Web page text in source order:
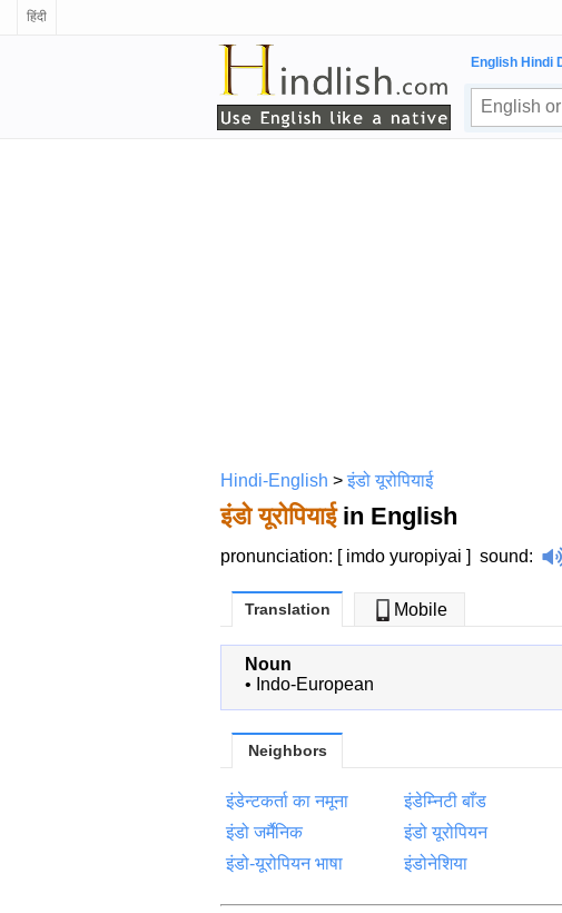
हिंदी
English Hindi
Hindi-English >इंडो यूरोपियाई
इंडो यूरोपियाईin English
pronunciation: [ imdo yuropiyai ] sound:
Translation Mobile
Noun
• Indo-European
Neighbors
इंडेन्टकर्ता का नमूना इंडेम्निटी बाँड
इंडो जर्मैनिक
इंडो यूरोपियन
इंडो-यूरोपियन भाषा
इंडोनेशिया